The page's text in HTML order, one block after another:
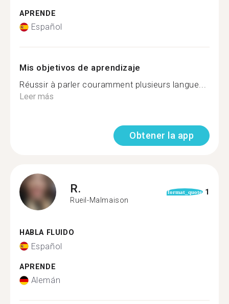
APRENDE
Español
Mis objetivos de aprendizaje
Réussir à parler couramment plusieurs langue...
Leer más
Obtener la app
R.
Rueil-Malmaison
format_quote 1
HABLA FLUIDO
Español
APRENDE
Alemán